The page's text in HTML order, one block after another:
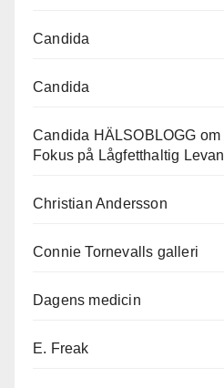
Candida
Candida
Candida HÄLSOBLOGG
Fokus på Lågfetthaltig
Christian Andersson
Connie Tornevalls galleri
Dagens medicin
E. Freak